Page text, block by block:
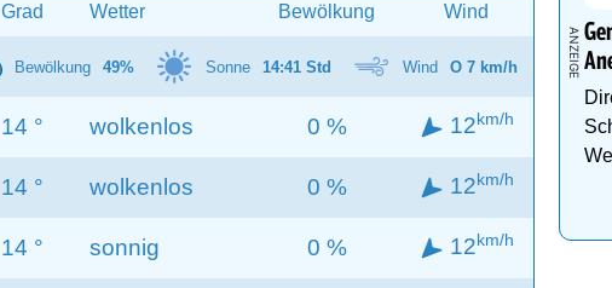
Grad Wetter Bewölkung Wind
Bewölkung 49% Sonne 14:41 Std Wind O 7 km/h
14 ° wolkenlos 0 % 12km/h
14 ° wolkenlos 0 % 12km/h
14 ° sonnig 0 % 12km/h